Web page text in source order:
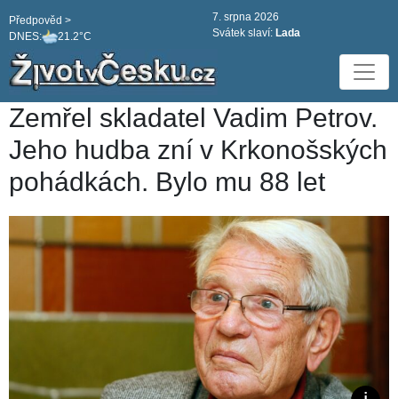
DNES: 21.2°C
Předpověd >
7. srpna 2026
Svátek slaví: Lada
Zemřel skladatel Vadim Petrov.
Jeho hudba zní v Krkonošských
pohádkách. Bylo mu 88 let